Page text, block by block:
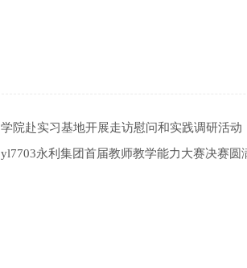
学院赴实习基地开展走访慰问和实践调研活动
yl7703永利集团首届教师教学能力大赛决赛圆